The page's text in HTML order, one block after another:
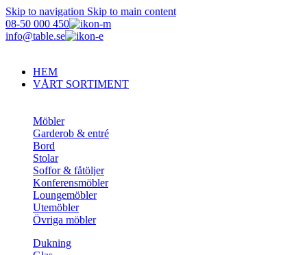
Skip to navigation Skip to main content
08-50 000 450
info@table.se
HEM
VÅRT SORTIMENT
Möbler
Garderob & entré
Bord
Stolar
Soffor & fåtöljer
Konferensmöbler
Loungemöbler
Utemöbler
Övriga möbler
Dukning